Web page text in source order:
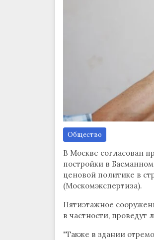
Общество
В Москве согласован
постройки в
ценовой политике в
(Москомэкспертиза).
Пятиэтажное
в частности,
"Также в здании